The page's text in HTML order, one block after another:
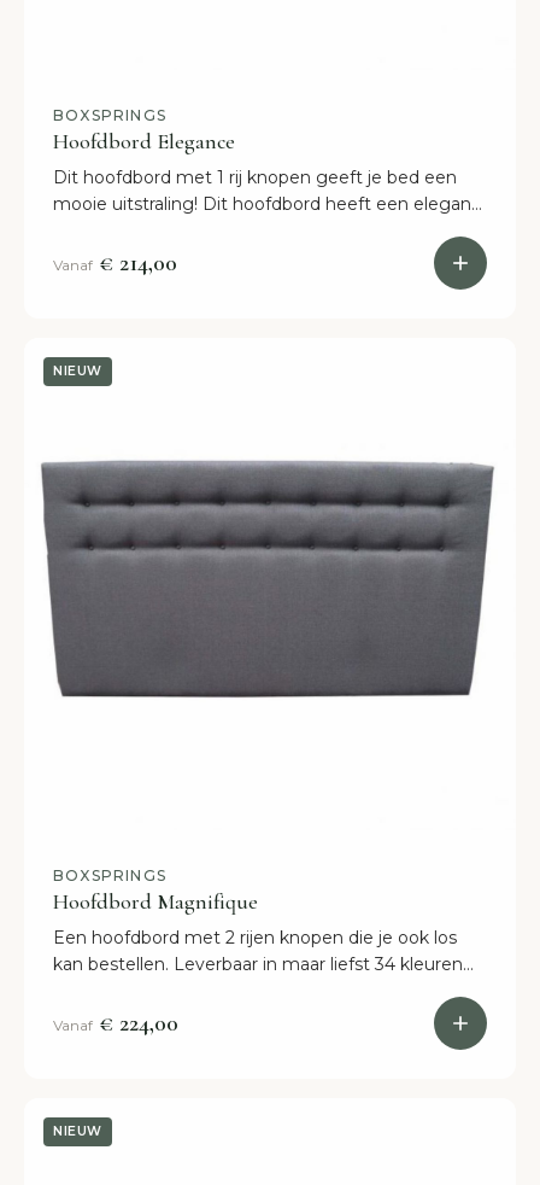
BOXSPRINGS
Hoofdbord Elegance
Dit hoofdbord met 1 rij knopen geeft je bed een
mooie uitstraling! Dit hoofdbord heeft een elegant
interieur.
Vanaf € 214,00
NIEUW
BOXSPRINGS
Hoofdbord Magnifique
Een hoofdbord met 2 rijen knopen die je ook los
kan bestellen. Leverbaar in maar liefst 34 kleuren
in combinatie met een boxspring.
Vanaf € 224,00
NIEUW